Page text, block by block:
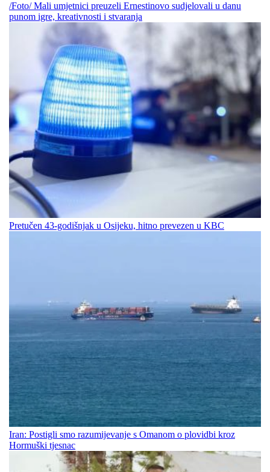
/Foto/ Mali umjetnici preuzeli Ernestinovo sudjelovali u danu
punom igre, kreativnosti i stvaranja
Pretučen 43-godišnjak u Osijeku, hitno prevezen u KBC
Iran: Postigli smo razumijevanje s Omanom o plovidbi kroz
Hormuški tjesnac